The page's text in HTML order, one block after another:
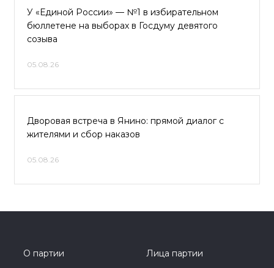
У «Единой России» — №1 в избирательном
бюллетене на выборах в Госдуму девятого
созыва
05.08.26
Дворовая встреча в Янино: прямой диалог с
жителями и сбор наказов
05.08.26
О партии
Лица партии